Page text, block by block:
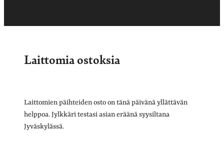
Laittomia ostoksia
Laittomien päihteiden osto on tänä päivänä yllättävän
helppoa. Jylkkäri testasi asian eräänä syysiltana
Jyväskylässä.